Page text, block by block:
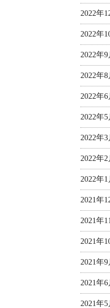
2022年
2022年
2022年9
2022年8
2022年6
2022年5
2022年3
2022年2
2022年1
2021年
2021年
2021年
2021年9
2021年6
2021年5